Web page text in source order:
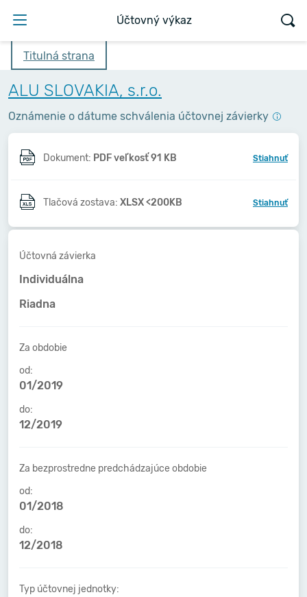
Účtovný výkaz
Titulná strana
ALU SLOVAKIA, s.r.o.
Oznámenie o dátume schválenia účtovnej závierky
Dokument: PDF veľkosť 91 KB Stiahnuť
Tlačová zostava: XLSX <200KB Stiahnuť
Účtovná závierka
Individuálna
Riadna
Za obdobie
od:
01/2019
do:
12/2019
Za bezprostredne predchádzajúce obdobie
od:
01/2018
do:
12/2018
Typ účtovnej jednotky: